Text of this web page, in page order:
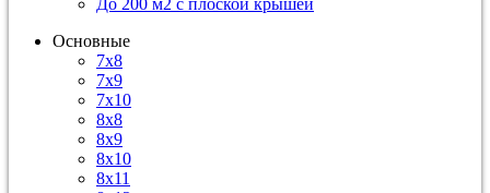
До 200 м2 с плоской крышей
Основные
7х8
7х9
7х10
8х8
8х9
8х10
8х11